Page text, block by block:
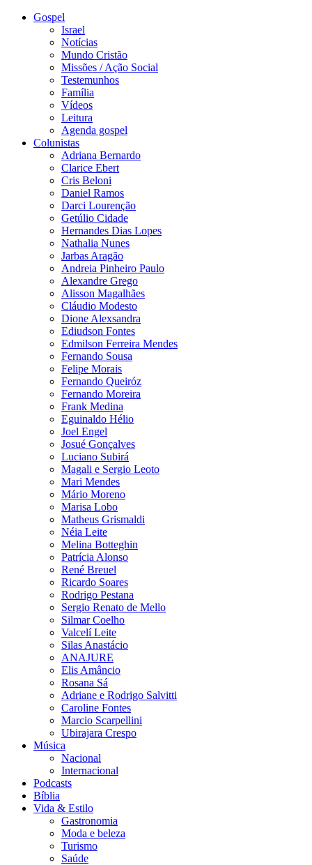
Gospel
Israel
Notícias
Mundo Cristão
Missões / Ação Social
Testemunhos
Família
Vídeos
Leitura
Agenda gospel
Colunistas
Adriana Bernardo
Clarice Ebert
Cris Beloni
Daniel Ramos
Darci Lourenção
Getúlio Cidade
Hernandes Dias Lopes
Nathalia Nunes
Jarbas Aragão
Andreia Pinheiro Paulo
Alexandre Grego
Alisson Magalhães
Cláudio Modesto
Dione Alexsandra
Ediudson Fontes
Edmilson Ferreira Mendes
Fernando Sousa
Felipe Morais
Fernando Queiróz
Fernando Moreira
Frank Medina
Eguinaldo Hélio
Joel Engel
Josué Gonçalves
Luciano Subirá
Magali e Sergio Leoto
Mari Mendes
Mário Moreno
Marisa Lobo
Matheus Grismaldi
Néia Leite
Melina Botteghin
Patrícia Alonso
René Breuel
Ricardo Soares
Rodrigo Pestana
Sergio Renato de Mello
Silmar Coelho
Valcelí Leite
Silas Anastácio
ANAJURE
Elis Amâncio
Rosana Sá
Adriane e Rodrigo Salvitti
Caroline Fontes
Marcio Scarpellini
Ubirajara Crespo
Música
Nacional
Internacional
Podcasts
Bíblia
Vida & Estilo
Gastronomia
Moda e beleza
Turismo
Saúde